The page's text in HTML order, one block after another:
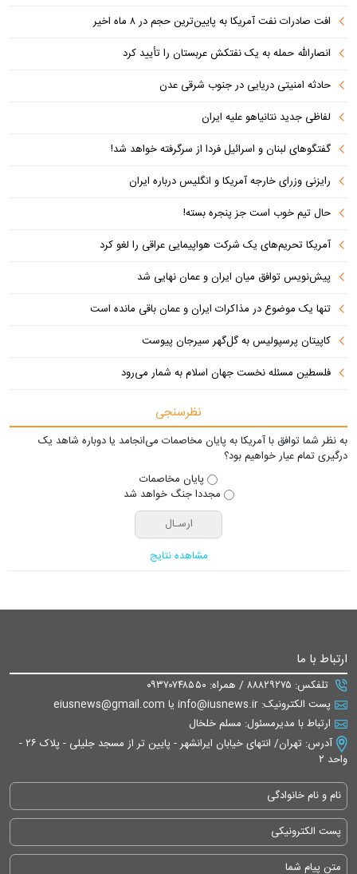
افت صادرات نفت آمریکا به پایین‌ترین حجم در ۸ ماه اخیر
انصارالله حمله به یک نفتکش عربستان را تأیید کرد
حادثه امنیتی دریایی در جنوب شرقی عدن
لفاظی جدید نتانیاهو علیه ایران
گفتگوهای لبنان و اسرائیل فردا از سرگرفته خواهد شد!
رایزنی وزرای خارجه آمریکا و انگلیس درباره ایران
حال تیم خوب است جز پنجره بسته!
آمریکا تحریم‌های یک شرکت هواپیمایی عراقی را لغو کرد
پیش‌نویس توافق میان ایران و عمان نهایی شد
تنها یک موضوع در مذاکرات ایران و عمان باقی مانده است
کاپیتان پرسپولیس به گل‌گهر سیرجان پیوست
فلسطین مسئله نخست جهان اسلام به شمار می‌رود
نظرسنجی
به نظر شما توافق با آمریکا به پایان مخاصمات می‌انجامد یا دوباره شاهد یک
درگیری تمام عیار خواهیم بود؟
پایان مخاصمات
مجددا جنگ خواهد شد
مشاهده نتایج
ارتباط با ما
تلفکس: ۸۸۸۲۹۲۷۵ / همراه: ۰۹۳۷۰۷۴۸۵۵۰
پست الکترونیک: info@iusnews.ir یا eiusnews@gmail.com
ارتباط با مدیرمسئول: مسلم خلخال
آدرس: تهران/ انتهای خیابان ایرانشهر - پایین تر از مسجد جلیلی - پلاک ۲۶ -
واحد ۲